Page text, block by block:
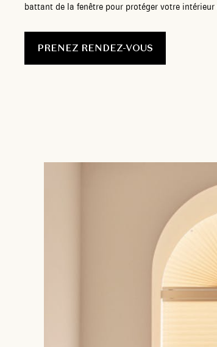
battant de la fenêtre pour protéger votre intérieur
PRENEZ RENDEZ-VOUS